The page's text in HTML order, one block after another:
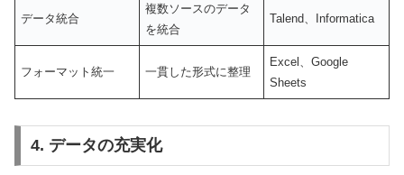
データ統合
複数ソースのデータ
を統合
Talend、Informatica
フォーマット統一 一貫した形式に整理
Excel、Google
Sheets
4. データの充実化